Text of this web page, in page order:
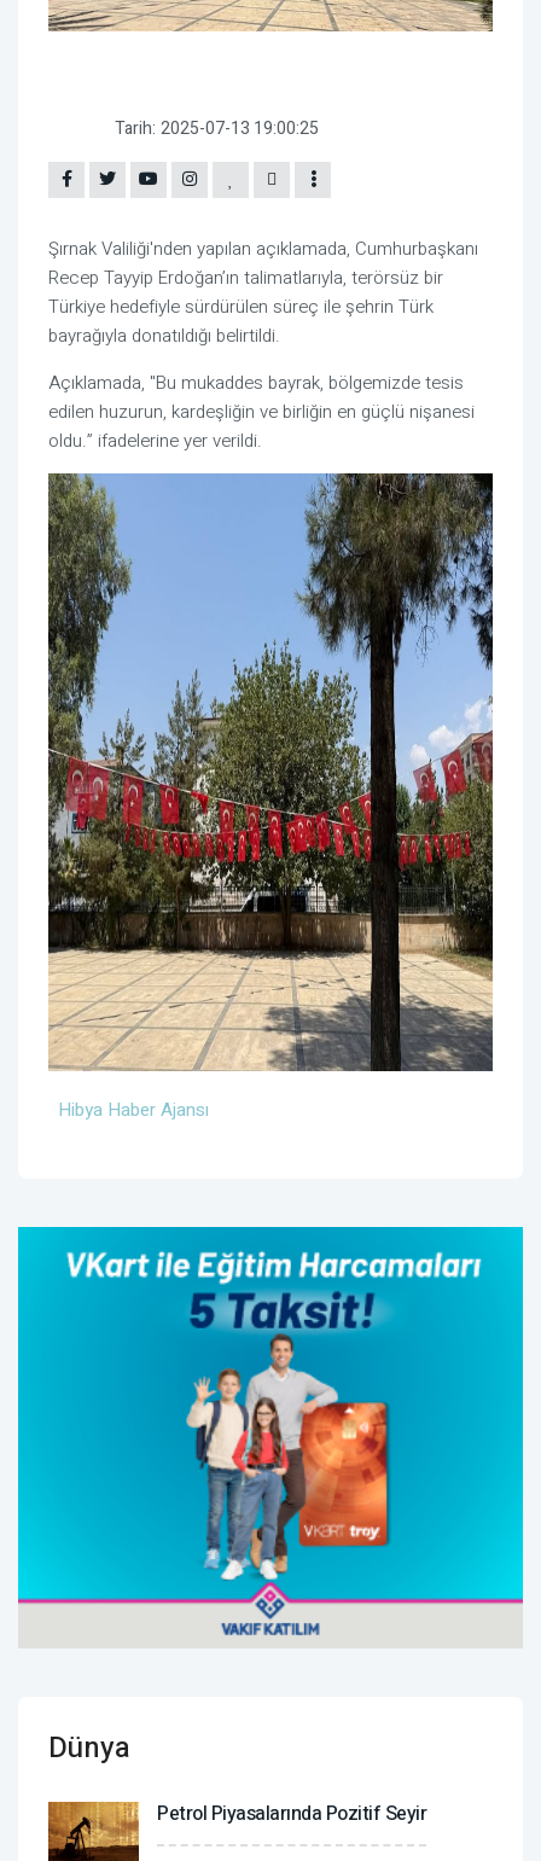
Tarih: 2025-07-13 19:00:25
Şırnak Valiliği'nden yapılan açıklamada, Cumhurbaşkanı
Recep Tayyip Erdoğan’ın talimatlarıyla, terörsüz bir
Türkiye hedefiyle sürdürülen süreç ile şehrin Türk
bayrağıyla donatıldığı belirtildi.
Açıklamada, "Bu mukaddes bayrak, bölgemizde tesis
edilen huzurun, kardeşliğin ve birliğin en güçlü nişanesi
oldu.” ifadelerine yer verildi.
Hibya Haber Ajansı
Dünya
Petrol Piyasalarında Pozitif Seyir